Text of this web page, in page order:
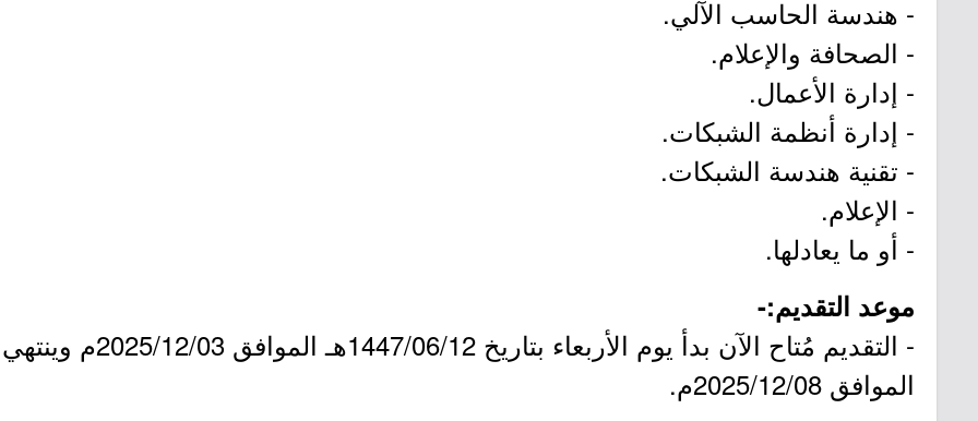
- هندسة الحاسب الآلي.
- الصحافة والإعلام.
- إدارة الأعمال.
- إدارة أنظمة الشبكات.
- تقنية هندسة الشبكات.
- الإعلام.
- أو ما يعادلها.
موعد التقديم:-
الموافق 2025/12/08م.